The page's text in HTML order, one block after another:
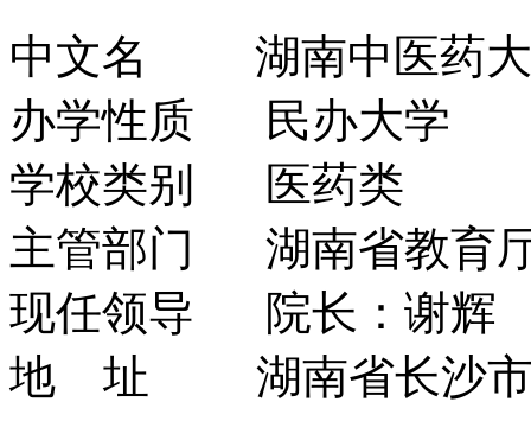
中文名 湖南中医药大
办学性质 民办大学
学校类别 医药类
主管部门 湖南省教育
现任领导 院长：谢辉
地 址 湖南省长沙市